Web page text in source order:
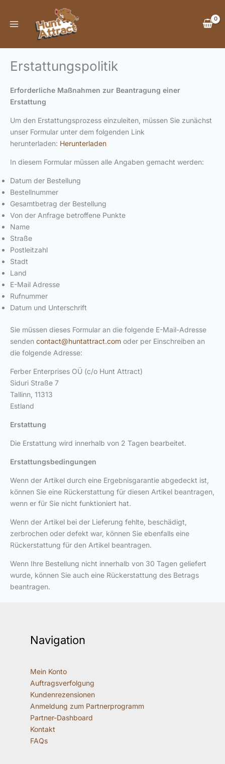
springen
Erstattungspolitik
Erforderliche Maßnahmen zur Beantragung einer
Erstattung
Um den Erstattungsprozess einzuleiten, müssen Sie zunächst
unser Formular unter dem folgenden Link
herunterladen: Herunterladen
In diesem Formular müssen alle Angaben gemacht werden:
Datum der Bestellung
Bestellnummer
Gesamtbetrag der Bestellung
Von der Anfrage betroffene Punkte
Name
Straße
Postleitzahl
Stadt
Land
E-Mail Adresse
Rufnummer
Datum und Unterschrift
Sie müssen dieses Formular an die folgende E-Mail-Adresse
senden contact@huntattract.com oder per Einschreiben an
die folgende Adresse:
Ferber Enterprises OÜ (c/o Hunt Attract)
Siduri Straße 7
Tallinn, 11313
Estland
Erstattung
Die Erstattung wird innerhalb von 2 Tagen bearbeitet.
Erstattungsbedingungen
Wenn der Artikel durch eine Ergebnisgarantie abgedeckt ist,
können Sie eine Rückerstattung für diesen Artikel beantragen,
wenn er für Sie nicht funktioniert hat.
Wenn der Artikel bei der Lieferung fehlte, beschädigt,
zerbrochen oder defekt war, können Sie ebenfalls eine
Rückerstattung für den Artikel beantragen.
Wenn Ihre Bestellung nicht innerhalb von 30 Tagen geliefert
wurde, können Sie auch eine Rückerstattung des Betrags
beantragen.
Navigation
Mein Konto
Auftragsverfolgung
Kundenrezensionen
Anmeldung zum Partnerprogramm
Partner-Dashboard
Kontakt
FAQs